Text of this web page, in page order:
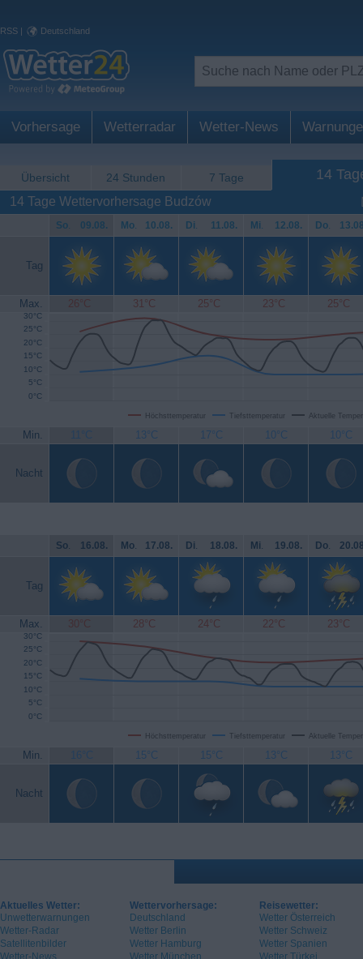
RSS | Deutschland
Vorhersage Wetterradar Wetter-News
Übersicht 24 Stunden 7 Tage 14
14 Tage Wettervorhersage Budzów
So. 09.08. Mo. 10.08. Di. 11.08. Mi. 12.08. Do.
Tag
Max. 26°C 31°C 25°C 23°C 25°C
Höchsttemperatur Tiefsttemperatur Aktuelle
0°C
5°C
10°C
15°C
20°C
25°C
30°C
Min. 11°C 13°C 17°C 10°C 10°C
Nacht
So. 16.08. Mo. 17.08. Di. 18.08. Mi. 19.08. Do.
Tag
Max. 30°C 28°C 24°C 22°C 23°C
Höchsttemperatur Tiefsttemperatur Aktuelle
0°C
5°C
10°C
15°C
20°C
25°C
30°C
Min. 16°C 15°C 15°C 13°C 13°C
Nacht
Aktuelles Wetter:
Unwetterwarnungen
Wetter-Radar
Satellitenbilder
Wettervorhersage:
Deutschland
Wetter Berlin
Wetter Hamburg
Reisewetter:
Wetter Österreich
Wetter Schweiz
Wetter Spanien